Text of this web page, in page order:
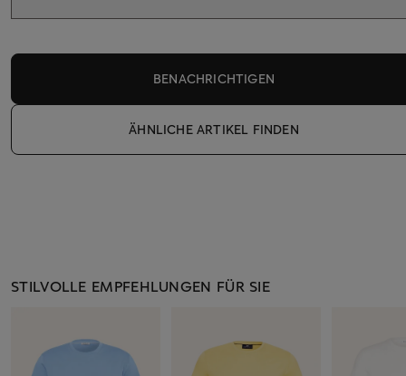
BENACHRICHTIGEN
ÄHNLICHE ARTIKEL FINDEN
STILVOLLE EMPFEHLUNGEN FÜR SIE